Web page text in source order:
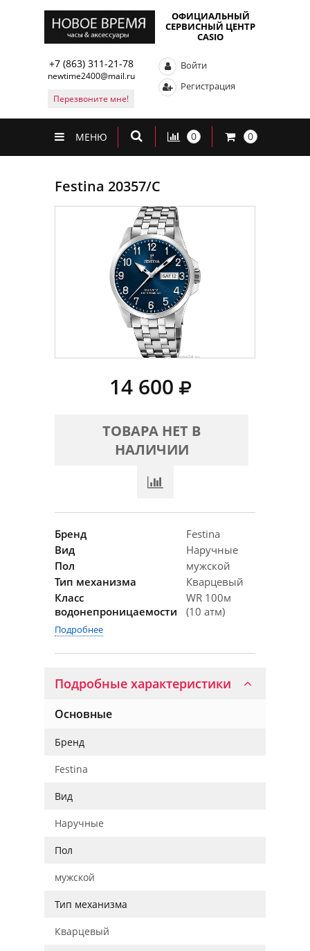
ОФИЦИАЛЬНЫЙ
СЕРВИСНЫЙ ЦЕНТР
CASIO
+7 (863) 311-21-78
newtime2400@mail.ru
Перезвоните мне!
Войти
Регистрация
МЕНЮ 0 0
Festina 20357/C
14 600
ТОВАРА НЕТ В
НАЛИЧИИ
Бренд
Festina
Вид
Наручные
Пол
мужской
Тип механизма
Кварцевый
Класс
водонепроницаемости
WR 100м
(10 атм)
Подробнее
Подробные характеристики
Основные
Бренд
Festina
Вид
Наручные
Пол
мужской
Тип механизма
Кварцевый